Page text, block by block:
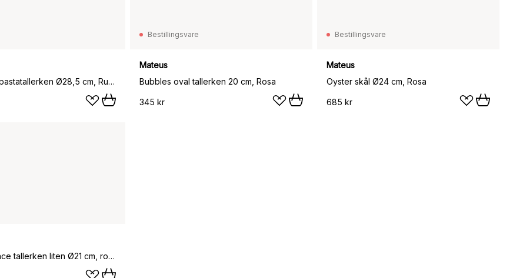
Home Chef pastatallerken Ø28,5 cm, Rustic pink
Bestillingsvare
Mateus
Bubbles oval tallerken 20 cm, Rosa
345 kr
Bestillingsvare
Mateus
Oyster skål Ø24 cm, Rosa
685 kr
Swedish Grace tallerken liten Ø21 cm, rosa